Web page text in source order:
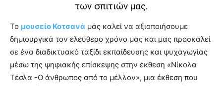
των σπιτιών μας.
Το μουσείο Κοτσανά μάς καλεί να αξιοποιήσουμε
δημιουργικά τον ελεύθερο χρόνο μας και μας προσκαλεί
σε ένα διαδικτυακό ταξίδι εκπαίδευσης και ψυχαγωγίας
μέσω της ψηφιακής επίσκεψης στην έκθεση «Νίκολα
Τέσλα -Ο άνθρωπος από το μέλλον», μια έκθεση που